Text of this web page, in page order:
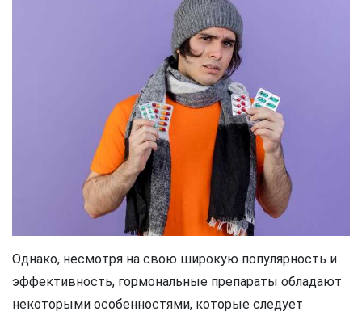
Однако, несмотря на свою широкую популярность и
эффективность, гормональные препараты обладают
некоторыми особенностями, которые следует